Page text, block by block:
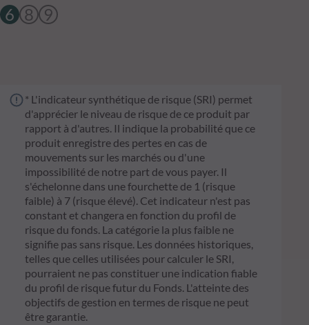
6 8 9
* L'indicateur synthétique de risque (SRI) permet
d'apprécier le niveau de risque de ce produit par
rapport à d'autres. Il indique la probabilité que ce
produit enregistre des pertes en cas de
mouvements sur les marchés ou d'une
impossibilité de notre part de vous payer. Il
s'échelonne dans une fourchette de 1 (risque
faible) à 7 (risque élevé). Cet indicateur n'est pas
constant et changera en fonction du profil de
risque du fonds. La catégorie la plus faible ne
signifie pas sans risque. Les données historiques,
telles que celles utilisées pour calculer le SRI,
pourraient ne pas constituer une indication fiable
du profil de risque futur du Fonds. L'atteinte des
objectifs de gestion en termes de risque ne peut
être garantie.